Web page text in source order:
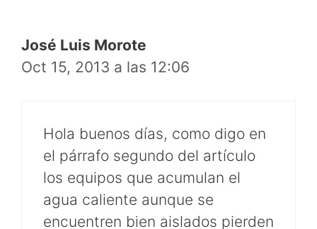
José Luis Morote
Oct 15, 2013 a las 12:06
Hola buenos días, como digo en
el párrafo segundo del artículo
los equipos que acumulan el
agua caliente aunque se
encuentren bien aislados pierden